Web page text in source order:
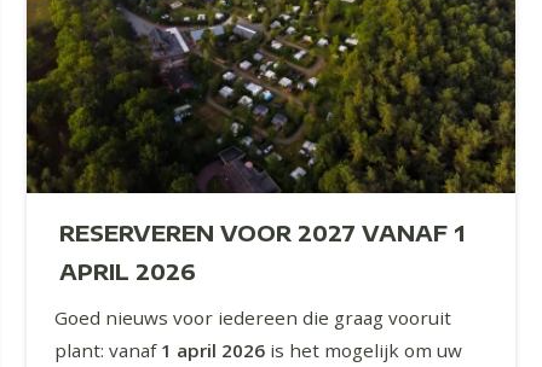
RESERVEREN VOOR 2027 VANAF 1
APRIL 2026
Goed nieuws voor iedereen die graag vooruit
plant: vanaf 1 april 2026 is het mogelijk om uw